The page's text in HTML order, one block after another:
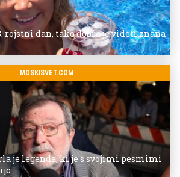
rojstni dan, tako dobro je videti znana
MOSKISVET.COM
je legenda, ki je s svojimi pesmimi